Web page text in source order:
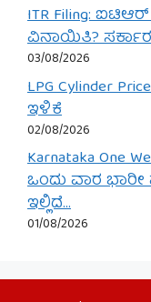
ITR Filing:
ವಿನಾಯಿತಿ?
03/08/2026
LPG Cylinder
ಇಳಿಕೆ
02/08/2026
Karnataka One
ಒಂದು ವಾರ
ಇಲ್ಲಿದೆ…
01/08/2026